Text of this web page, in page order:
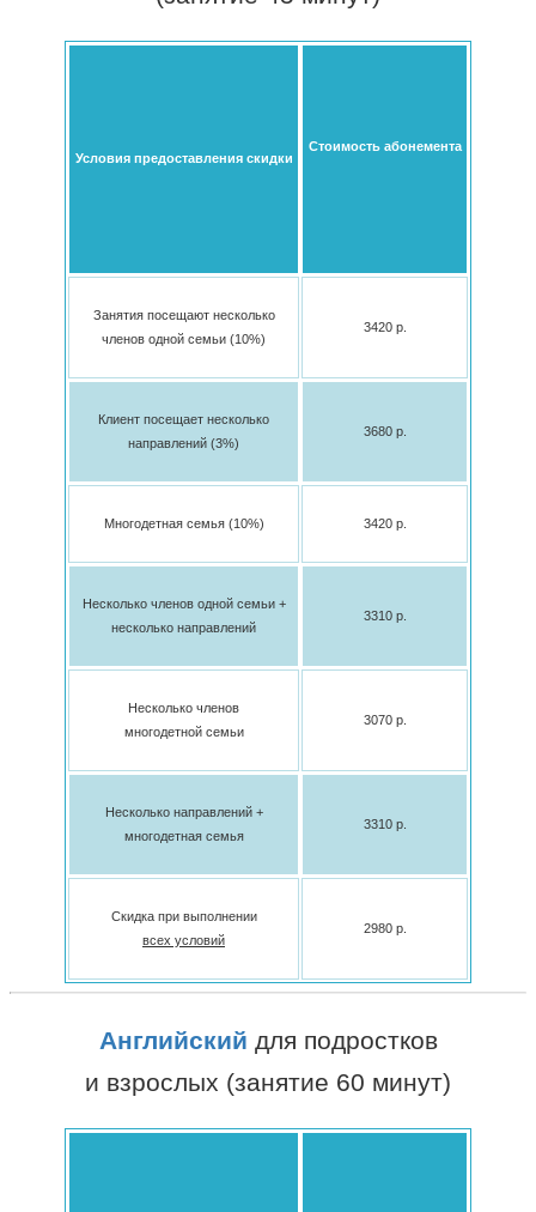
Условия предоставления скидки
Стоимость абонемента
Занятия посещают несколько
членов одной семьи (10%)
3420 p.
Клиент посещает несколько
направлений (3%)
3680 p.
Многодетная семья (10%) 3420 p.
Несколько членов одной семьи +
несколько направлений
3310 p.
Несколько членов
многодетной семьи
3070 p.
Несколько направлений +
многодетная семья
3310 p.
Скидка при выполнении
всех условий
2980 p.
Английский для подростков
и взрослых (занятие 60 минут)